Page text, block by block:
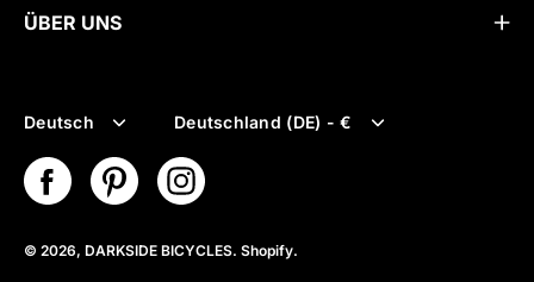
ÜBER UNS
Sprache
Deutsch Währung
Deutschland (DE) - €
© 2026, DARKSIDE BICYCLES. Shopify.